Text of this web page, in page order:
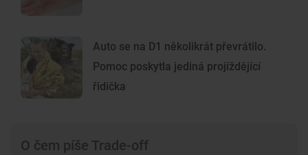
Auto se na D1 několikrát převrátilo.
Pomoc poskytla jediná projíždějící
řidička
O čem píše Trade-off